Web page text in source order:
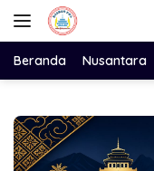
Langsung
Beranda Nusantara